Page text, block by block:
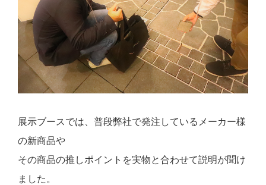
展示ブースでは、普段弊社で発注しているメーカー様
の新商品や
その商品の推しポイントを実物と合わせて説明が聞け
ました。